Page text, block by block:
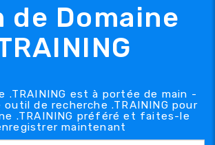
de Domaine
.TRAINING est à portée de main -
de recherche .TRAINING pour
.TRAINING préféré et faites-le
maintenant